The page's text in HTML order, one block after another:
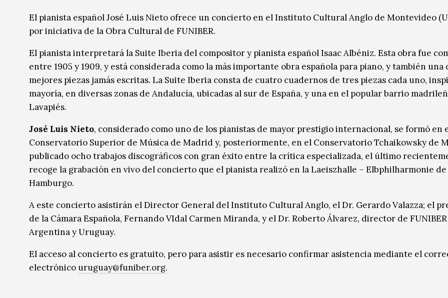
Música
Música
Sin categoríaSin categoría
El pianista español José Luis Nieto ofrece un concierto en el Instituto Cultural Anglo de Montevideo
por iniciativa de la Obra Cultural de FUNIBER.
El pianista interpretará la Suite Iberia del compositor y pianista español Isaac Albéniz. Esta obra fue
entre 1905 y 1909, y está considerada como la más importante obra española para piano, y también una
mejores piezas jamás escritas. La Suite Iberia consta de cuatro cuadernos de tres piezas cada uno,
mayoría, en diversas zonas de Andalucía, ubicadas al sur de España, y una en el popular barrio
Lavapiés.
José Luis Nieto, considerado como uno de los pianistas de mayor prestigio internacional, se formó en
Conservatorio Superior de Música de Madrid y, posteriormente, en el Conservatorio Tchaikowsky de
publicado ocho trabajos discográficos con gran éxito entre la crítica especializada, el último
recoge la grabación en vivo del concierto que el pianista realizó en la Laeiszhalle – Elbphilharmonie de
Hamburgo.
A este concierto asistirán el Director General del Instituto Cultural Anglo, el Dr. Gerardo Valazza; el
de la Cámara Española, Fernando VIdal Carmen Miranda, y el Dr. Roberto Álvarez, director de FUNIBER
Argentina y Uruguay.
El acceso al concierto es gratuito, pero para asistir es necesario confirmar asistencia mediante el
electrónico uruguay@funiber.org.